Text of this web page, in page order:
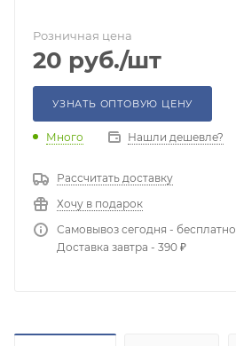
Розничная цена
20 руб./шт
УЗНАТЬ ОПТОВУЮ ЦЕНУ
Много Нашли дешевле?
Рассчитать доставку
Хочу в подарок
Самовывоз сегодня - бесплатно
Доставка завтра - 390 ₽